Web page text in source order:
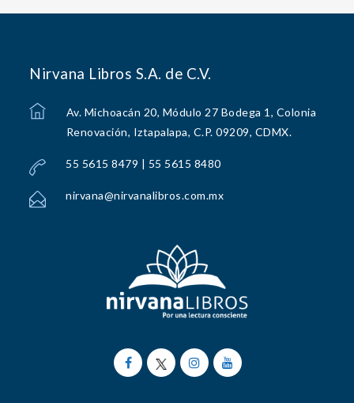
Nirvana Libros S.A. de C.V.
Av. Michoacán 20, Módulo 27 Bodega 1, Colonia
Renovación, Iztapalapa, C.P. 09209, CDMX.
55 5615 8479 | 55 5615 8480
nirvana@nirvanalibros.com.mx